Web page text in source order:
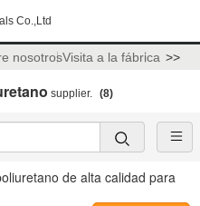
Co.,Ltd
nosotrosVisita a la fábrica >>
supplier. (8)
de alta calidad para